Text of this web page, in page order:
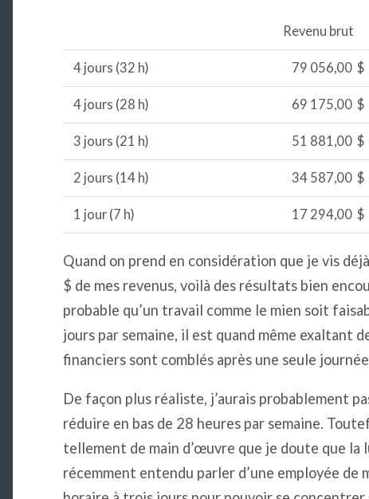
Revenu brut
4 jours (32 h) 79 056,00 $
4 jours (28 h) 69 175,00 $
3 jours (21 h) 51 881,00 $
2 jours (14 h) 34 587,00 $
1 jour (7 h) 17 294,00 $
Quand on prend en considération que je vis
$ de mes revenus, voilà des résultats bien
probable qu’un travail comme le mien soit
jours par semaine, il est quand même exaltant
financiers sont comblés après une seule
De façon plus réaliste, j’aurais probablement
réduire en bas de 28 heures par semaine.
tellement de main d’œuvre que je doute que la
récemment entendu parler d’une employée